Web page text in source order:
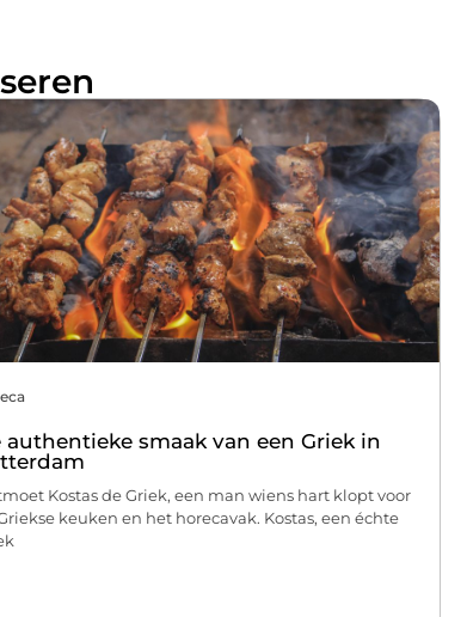
authentieke smaak van een Griek in
Kostas de Griek, een man wiens hart klopt voor
keuken en het horecavak. Kostas, een échte